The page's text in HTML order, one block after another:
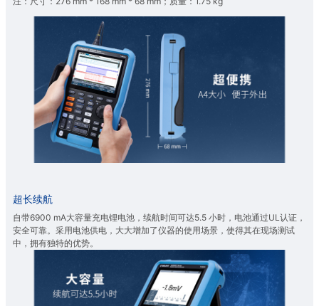
超长续航
自带6900 mA大容量充电锂电池，续航时间可达5.5 小时，电池通过UL认证，
安全可靠。采用电池供电，大大增加了仪器的使用场景，使得其在现场测试
中，拥有独特的优势。